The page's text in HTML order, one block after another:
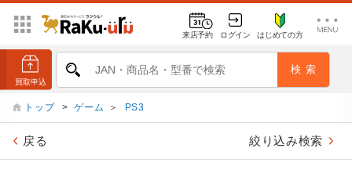
来店予約 ログイン はじめての方
トップ > ゲーム ＞ PS3
戻る 絞り込み検索